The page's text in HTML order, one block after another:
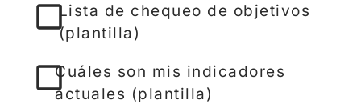
Lista de chequeo de objetivos
(plantilla)
Cuáles son mis indicadores
actuales (plantilla)